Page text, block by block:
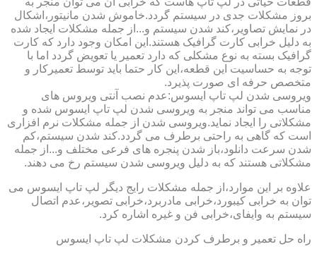
بروز مشکلات جدی در سیستم گردد.خاموش شدن مانیتور،اشکال
در نمایش تصاویر،کند شدن سیستم و...از جمله مشکلات ایجاد شده
به دلیل خرابی کارت گرافیک هستند.این امکان وجود دارد که کارت
گرافیک بسته به نوع مشکلی که دارد تعمیر یا تعویض گردد اما با
توجه به حساسیت این قطعه،این کار حتما باید توسط تعمیرکار و
متخصص حرفه ای صورت پذیرد.
ویروسی شدن لپ تاپ ایسوس:عدم نصب آنتی ویروس های
مناسب می تواند منجر به ویروسی شدن لپ تاپ ایسوس شده و
مشکلاتی را ایجاد نماید.ویروسی شدن از جمله مشکلات نرم افزاری
است که گاهی به راحتی برطرف می گردد.کند شدن سیستم،کم
شدن سرعت دانلود،باز شدن پنجره های فرعی مختلف و...از جمله
مشکلاتی هستند که به دلیل ویروسی شدن سیستم رخ می دهند.
علاوه بر این موارد،از جمله مشکلات رایج دیگر لپ تاپ ایسوس می
توان به خرابی کیبورد،خرابی مادربرد،خرابی تصویر،عدم اتصال
سیستم به وایفای،خرابی فن و غیره اشاره کرد.
راه حل تعمیر و برطرف کردن مشکلات لپ تاپ ایسوس